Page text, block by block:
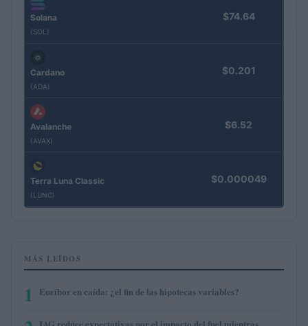
Solana
(SOL)
$74.64
Cardano
(ADA)
$0.201
Avalanche
(AVAX)
$6.52
Terra Luna Classic
(LUNC)
$0.000049
MÁS LEÍDOS
1 Euríbor en caída: ¿el fin de las hipotecas variables?